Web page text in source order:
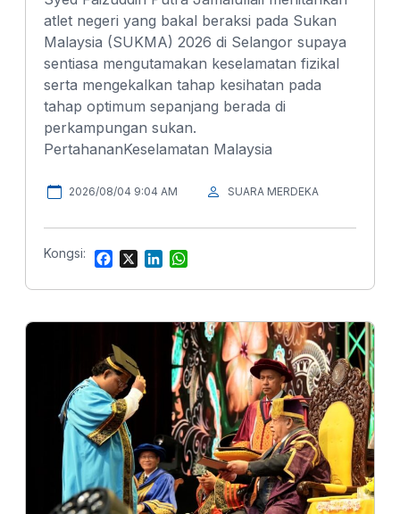
atlet negeri yang bakal beraksi pada Sukan
Malaysia (SUKMA) 2026 di Selangor supaya
sentiasa mengutamakan keselamatan fizikal
serta mengekalkan tahap kesihatan pada
tahap optimum sepanjang berada di
perkampungan sukan.
PertahananKeselamatan Malaysia
2026/08/04 9:04 AM SUARA MERDEKA
Kongsi:
c
o
o
k
n
d
a
s
A
p
p